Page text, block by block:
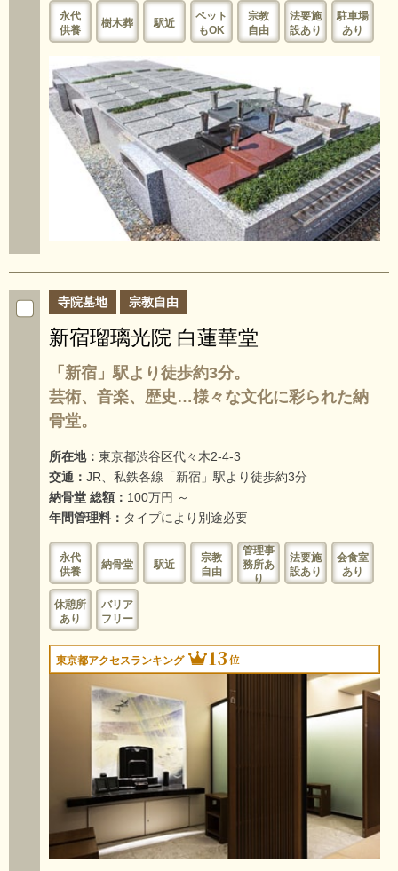
永代
供養
樹木葬 駅近
ペット
もOK
宗教
自由
法要施
設あり
駐車場
あり
寺院墓地 宗教自由
新宿瑠璃光院 白蓮華堂
「新宿」駅より徒歩約3分。
芸術、音楽、歴史…様々な文化に彩られた納
骨堂。
所在地： 東京都渋谷区代々木2-4-3
交通： JR、私鉄各線「新宿」駅より徒歩約3分
納骨堂 総額： 100万円 ～
年間管理料： タイプにより別途必要
永代
供養
納骨堂 駅近
宗教
自由
管理事
務所あ
り
法要施
設あり
会食室
あり
休憩所
あり
バリア
フリー
東京都アクセスランキング 13位